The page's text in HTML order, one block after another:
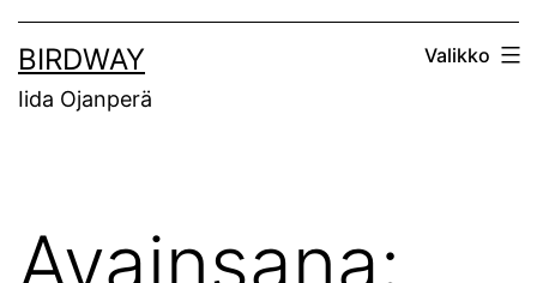
BIRDWAY
Iida Ojanperä
Valikko
Avainsana: